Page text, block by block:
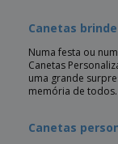
Canetas
Numa festa ou
Canetas
uma grande
memória de todos.
Canetas